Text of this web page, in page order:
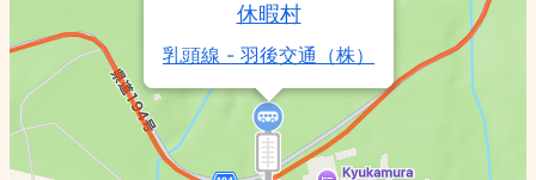
休暇村
乳頭線 - 羽後交通（株）